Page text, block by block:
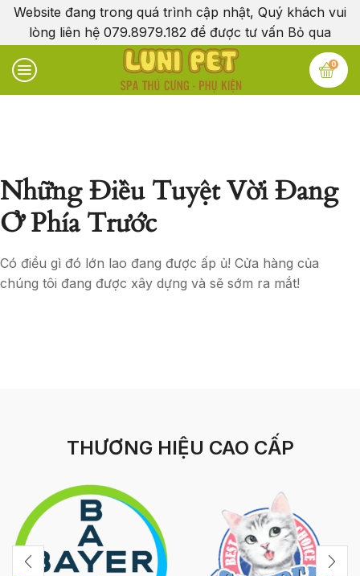
Website đang trong quá trình cập nhật, Quý khách vui
lòng liên hệ 079.8979.182 để được tư vấn Bỏ qua
0
Những Điều Tuyệt Vời Đang
Ở Phía Trước
Có điều gì đó lớn lao đang được ấp ủ! Cửa hàng của
chúng tôi đang được xây dựng và sẽ sớm ra mắt!
THƯƠNG HIỆU CAO CẤP